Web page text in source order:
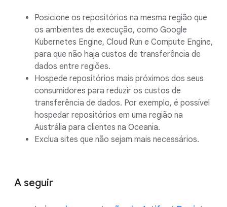
Posicione os repositórios na mesma região que
os ambientes de execução, como Google
Kubernetes Engine, Cloud Run e Compute Engine,
para que não haja custos de transferência de
dados entre regiões.
Hospede repositórios mais próximos dos seus
consumidores para reduzir os custos de
transferência de dados. Por exemplo, é possível
hospedar repositórios em uma região na
Austrália para clientes na Oceania.
Exclua sites que não sejam mais necessários.
A seguir